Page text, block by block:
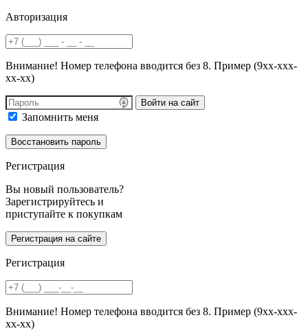
Авторизация
Внимание! Номер телефона вводится без 8. Пример (9хх-ххх-
хх-хх)
Войти на сайт
Запомнить меня
Регистрация
Вы новый пользователь?
Зарегистрируйтесь и
приступайте к покупкам
Регистрация
Внимание! Номер телефона вводится без 8. Пример (9хх-ххх-
хх-хх)